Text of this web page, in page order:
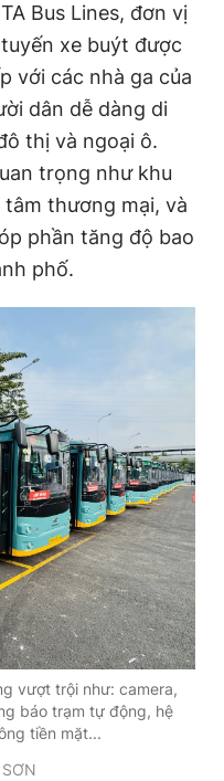
cấp ngày 24.3.2020
Thanh Niên. Cấm sao
sự chấp thuận bằng văn
JSC.
Bus Lines, đơn vị
xe buýt được
với các nhà ga của
dân dễ dàng di
thị và ngoại ô.
trọng như khu
thương mại, và
phần tăng độ bao
phố.
vượt trội như: camera,
báo trạm tự động, hệ
tiền mặt...